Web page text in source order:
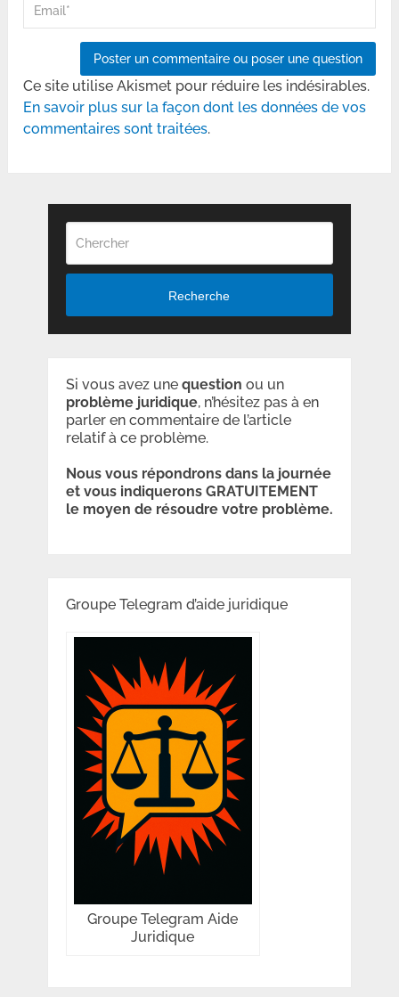
Ce site utilise Akismet pour réduire les indésirables.
En savoir plus sur la façon dont les données de vos
commentaires sont traitées.
Recherche
Si vous avez une question ou un
problème juridique, n’hésitez pas à en
parler en commentaire de l’article
relatif à ce problème.
Nous vous répondrons dans la journée
et vous indiquerons GRATUITEMENT
le moyen de résoudre votre problème.
Groupe Telegram d’aide juridique
Groupe Telegram Aide
Juridique